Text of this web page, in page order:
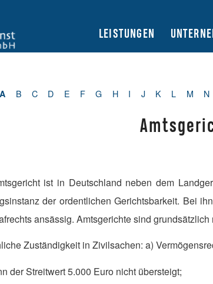
LEISTUNGEN
A B C D E F G H I J K L M N
ist in Deutschland neben dem
der ordentlichen Gerichtsbarkeit. Bei
ansässig. Amtsgerichte sind
Zuständigkeit in Zivilsachen: a)
der Streitwert 5.000 Euro nicht übersteigt;